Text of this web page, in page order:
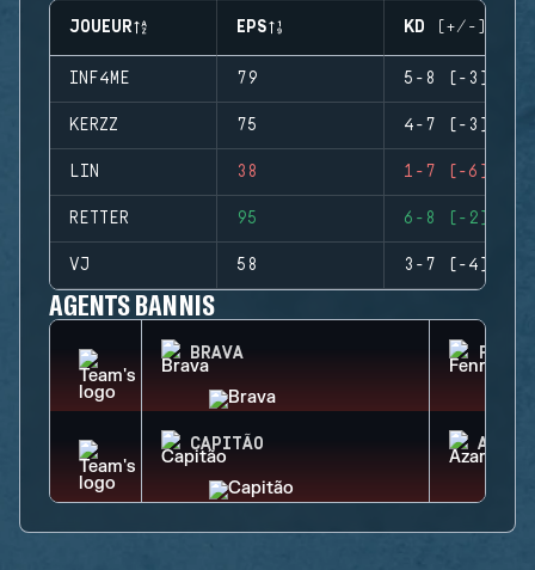
JOUEUR EPS KD (+/-)
INF4ME 79 5-8 (-3)
KERZZ 75 4-7 (-3)
LIN 38 1-7 (-6)
RETTER 95 6-8 (-2)
VJ 58 3-7 (-4)
AGENTS BANNIS
BRAVA
CAPITÃO AZAMI